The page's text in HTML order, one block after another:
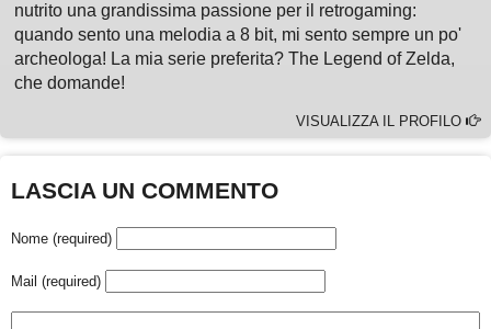
nutrito una grandissima passione per il retrogaming:
quando sento una melodia a 8 bit, mi sento sempre un po'
archeologa! La mia serie preferita? The Legend of Zelda,
che domande!
VISUALIZZA IL PROFILO
LASCIA UN COMMENTO
Nome (required)
Mail (required)